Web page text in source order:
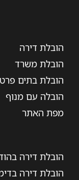
הובלת דירה
הובלת משרד
הובלת בתים
הובלה עם מנוף
מפת האתר
הובלת דירה
הובלת דירה